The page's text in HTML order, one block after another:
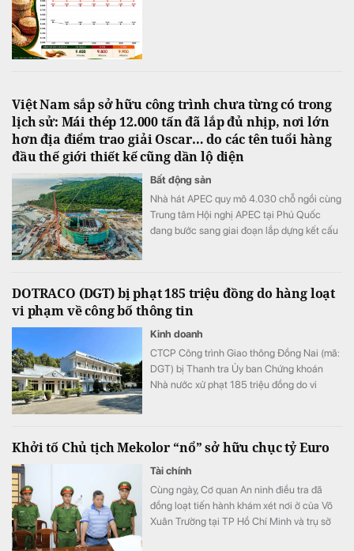
Việt Nam sắp sở hữu công trình chưa từng có trong
lịch sử: Mái thép 12.000 tấn đã lắp đủ nhịp, nơi lớn
hơn địa điểm trao giải Oscar… do các tên tuổi hàng
đầu thế giới thiết kế cũng dần lộ diện
Bất động sản
Nhà hát APEC quy mô 4.030 chỗ ngồi cùng
Trung tâm Hội nghị APEC tại Phú Quốc
đang bước sang giai đoạn lắp dựng kết cấu
DOTRACO (DGT) bị phạt 185 triệu đồng do hàng loạt
vi phạm về công bố thông tin
Kinh doanh
CTCP Công trình Giao thông Đồng Nai (mã:
DGT) bị Thanh tra Ủy ban Chứng khoán
Nhà nước xử phạt 185 triệu đồng do vi
Khởi tố Chủ tịch Mekolor “nổ” sở hữu chục tỷ Euro
Tài chính
Cùng ngày, Cơ quan An ninh điều tra đã
đồng loạt tiến hành khám xét nơi ở của Võ
Xuân Trường tại TP Hồ Chí Minh và trụ sở